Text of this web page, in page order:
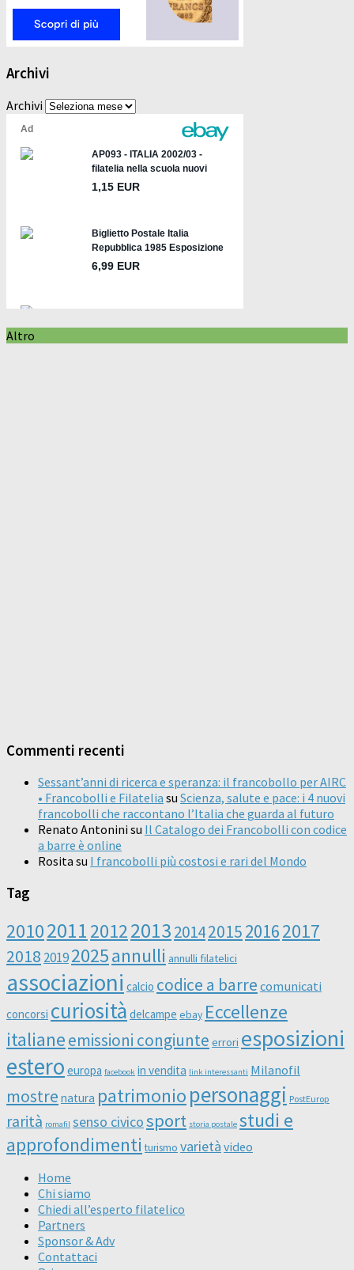
Archivi
Archivi
Altro
Commenti recenti
Sessant’anni di ricerca e speranza: il francobollo per AIRC
• Francobolli e Filatelia su Scienza, salute e pace: i 4 nuovi
francobolli che raccontano l’Italia che guarda al futuro
Renato Antonini su Il Catalogo dei Francobolli con codice
a barre è online
Rosita su I francobolli più costosi e rari del Mondo
Tag
20102011201220132014201520162017
2018 20192025annulli annulli filatelici
associazioni calcio codice a barre comunicati
concorsi curiosità delcampe ebay Eccellenze
italianeemissioni congiunte errori esposizioni
estero europa facebook in vendita link interessanti Milanofil
mostre natura patrimonio personaggi PostEurop
rarità romafil senso civicosport storia postale studi e
approfondimenti turismo varietà video
Home
Chi siamo
Chiedi all’esperto filatelico
Partners
Sponsor & Adv
Contattaci